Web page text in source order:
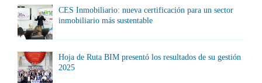
CES Inmobiliario: nueva certificación para un sector
inmobiliario más sustentable
Hoja de Ruta BIM presentó los resultados de su gestión
2025